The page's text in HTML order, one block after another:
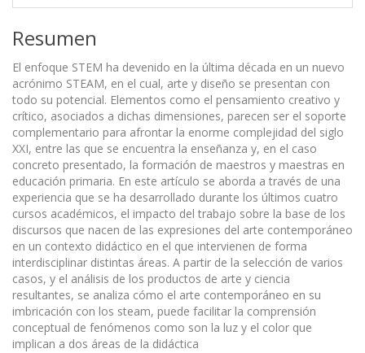
Resumen
El enfoque STEM ha devenido en la última década en un nuevo
acrónimo STEAM, en el cual, arte y diseño se presentan con
todo su potencial. Elementos como el pensamiento creativo y
crítico, asociados a dichas dimensiones, parecen ser el soporte
complementario para afrontar la enorme complejidad del siglo
XXI, entre las que se encuentra la enseñanza y, en el caso
concreto presentado, la formación de maestros y maestras en
educación primaria. En este artículo se aborda a través de una
experiencia que se ha desarrollado durante los últimos cuatro
cursos académicos, el impacto del trabajo sobre la base de los
discursos que nacen de las expresiones del arte contemporáneo
en un contexto didáctico en el que intervienen de forma
interdisciplinar distintas áreas. A partir de la selección de varios
casos, y el análisis de los productos de arte y ciencia
resultantes, se analiza cómo el arte contemporáneo en su
imbricación con los steam, puede facilitar la comprensión
conceptual de fenómenos como son la luz y el color que
implican a dos áreas de la didáctica